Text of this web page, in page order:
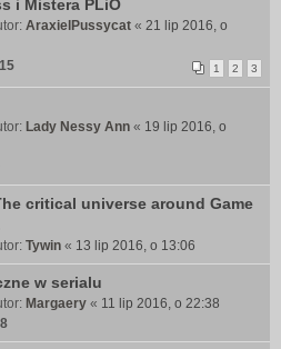
i Mistera PLiO
AraxielPussycat « 21 lip 2016, o
1 2 3
Lady Nessy Ann « 19 lip 2016, o
critical universe around Game
Tywin « 13 lip 2016, o 13:06
w serialu
Margaery « 11 lip 2016, o 22:38